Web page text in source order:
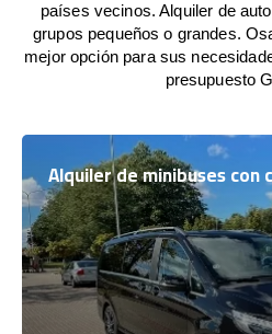
países vecinos. Alquiler de
grupos pequeños o grandes.
mejor opción para sus
presupuesto
Alquiler de minibuses con